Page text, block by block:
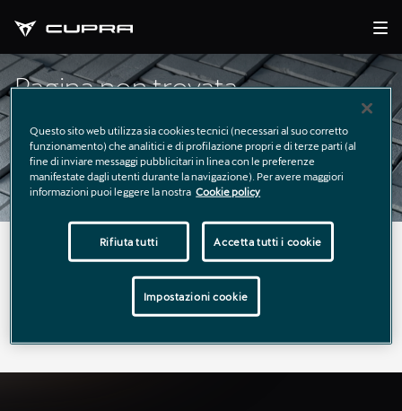
Pagina non trovata
La pagina richiesta non è stata trovata.
Puoi continuare a esplorare il sito usando il menù di
navigazione qui sopra.
Questo sito web utilizza sia cookies tecnici (necessari al suo corretto
funzionamento) che analitici e di profilazione propri e di terze parti (al
fine di inviare messaggi pubblicitari in linea con le preferenze
manifestate dagli utenti durante la navigazione). Per avere maggiori
informazioni puoi leggere la nostra Cookie policy
Rifiuta tutti Accetta tutti i cookie
Impostazioni cookie